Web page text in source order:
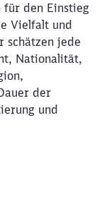
für den Einstieg
Vielfalt und
schätzen jede
Nationalität,
der
und